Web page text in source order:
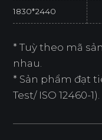
1830*2440
* Tuỳ theo mã
nhau.
* Sản phẩm đạt
Test/ ISO 12460-1).